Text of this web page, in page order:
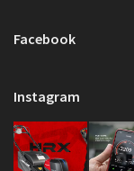
Facebook
Instagram